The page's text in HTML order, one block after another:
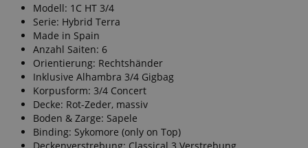
Modell: 1C HT 3/4
Serie: Hybrid Terra
Made in Spain
Anzahl Saiten: 6
Orientierung: Rechtshänder
Inklusive Alhambra 3/4 Gigbag
Korpusform: 3/4 Concert
Decke: Rot-Zeder, massiv
Boden & Zarge: Sapele
Binding: Sykomore (only on Top)